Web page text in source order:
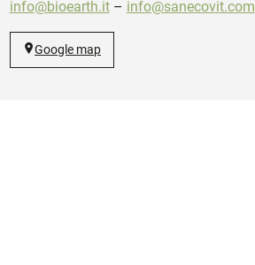
info@bioearth.it– info@sanecovit.com
Google map